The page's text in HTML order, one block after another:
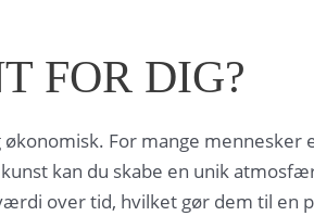
FOR DIG?
For mange mennesker
kan du skabe en unik
over tid, hvilket gør dem til en